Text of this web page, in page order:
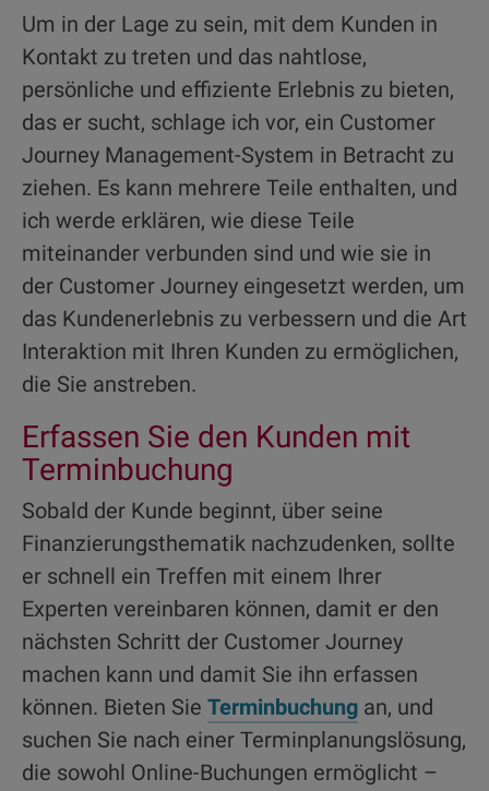
Um in der Lage zu sein, mit dem Kunden in
Kontakt zu treten und das nahtlose,
persönliche und effiziente Erlebnis zu bieten,
das er sucht, schlage ich vor, ein Customer
Journey Management-System in Betracht zu
ziehen. Es kann mehrere Teile enthalten, und
ich werde erklären, wie diese Teile
miteinander verbunden sind und wie sie in
der Customer Journey eingesetzt werden, um
das Kundenerlebnis zu verbessern und die Art
Interaktion mit Ihren Kunden zu ermöglichen,
die Sie anstreben.
Erfassen Sie den Kunden mit
Terminbuchung
Sobald der Kunde beginnt, über seine
Finanzierungsthematik nachzudenken, sollte
er schnell ein Treffen mit einem Ihrer
Experten vereinbaren können, damit er den
nächsten Schritt der Customer Journey
machen kann und damit Sie ihn erfassen
können. Bieten Sie Terminbuchung an, und
suchen Sie nach einer Terminplanungslösung,
die sowohl Online-Buchungen ermöglicht –